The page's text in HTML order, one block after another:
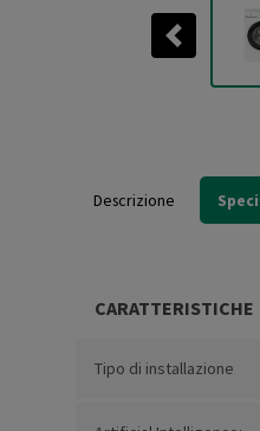
Previous
Descrizione
CARATTERISTICHE
Tipo di installazione